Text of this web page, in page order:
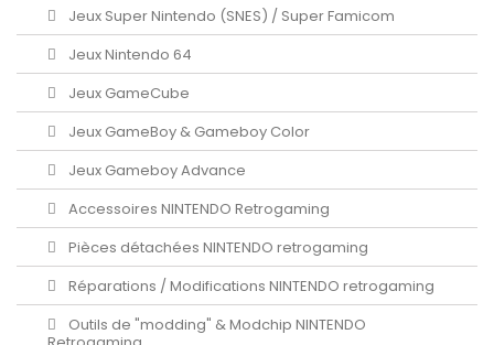
Jeux Super Nintendo (SNES) / Super Famicom
Jeux Nintendo 64
Jeux GameCube
Jeux GameBoy & Gameboy Color
Jeux Gameboy Advance
Accessoires NINTENDO Retrogaming
Pièces détachées NINTENDO retrogaming
Réparations / Modifications NINTENDO retrogaming
Outils de "modding" & Modchip NINTENDO